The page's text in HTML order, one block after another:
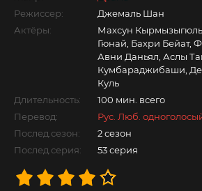
Режиссер:
Джемаль Шан
Актёры:
Махсун
Гюнай, Бахри Бейат,
Авни Даньял, Аслы
Кумбараджибаши,
Куль
Длительность:
100 мин. всего
Перевод:
Рус. Люб.
Послед.сезон:
2 сезон
Послед.серия:
53 серия